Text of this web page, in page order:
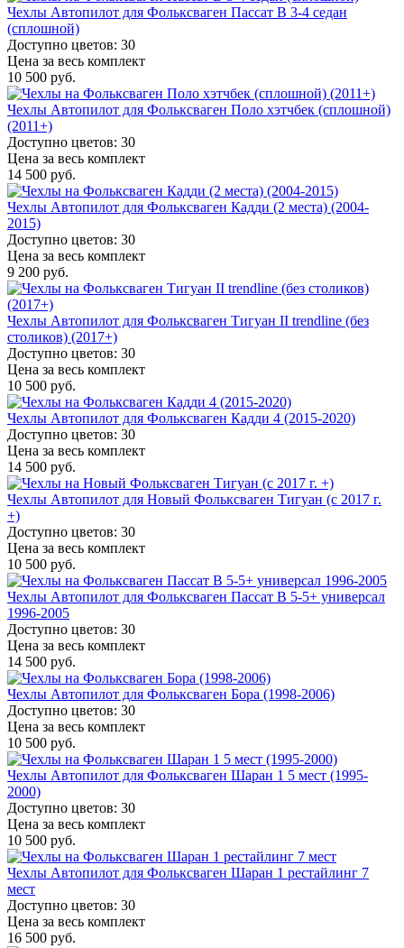
Чехлы Автопилот для Фольксваген Пассат B 3-4 седан
(сплошной)
Доступно цветов: 30
Цена за весь комплект
10 500 руб.
Чехлы Автопилот для Фольксваген Поло хэтчбек (сплошной)
(2011+)
Доступно цветов: 30
Цена за весь комплект
14 500 руб.
Чехлы Автопилот для Фольксваген Кадди (2 места) (2004-
2015)
Доступно цветов: 30
Цена за весь комплект
9 200 руб.
Чехлы Автопилот для Фольксваген Тигуан II trendline (без
столиков) (2017+)
Доступно цветов: 30
Цена за весь комплект
10 500 руб.
Чехлы Автопилот для Фольксваген Кадди 4 (2015-2020)
Доступно цветов: 30
Цена за весь комплект
14 500 руб.
Чехлы Автопилот для Новый Фольксваген Тигуан (с 2017 г.
+)
Доступно цветов: 30
Цена за весь комплект
10 500 руб.
Чехлы Автопилот для Фольксваген Пассат B 5-5+ универсал
1996-2005
Доступно цветов: 30
Цена за весь комплект
14 500 руб.
Чехлы Автопилот для Фольксваген Бора (1998-2006)
Доступно цветов: 30
Цена за весь комплект
10 500 руб.
Чехлы Автопилот для Фольксваген Шаран 1 5 мест (1995-
2000)
Доступно цветов: 30
Цена за весь комплект
10 500 руб.
Чехлы Автопилот для Фольксваген Шаран 1 рестайлинг 7
мест
Доступно цветов: 30
Цена за весь комплект
16 500 руб.